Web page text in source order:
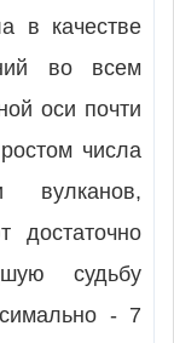
в качестве
во всем
оси почти
числа
вулканов,
достаточно
судьбу
- 7